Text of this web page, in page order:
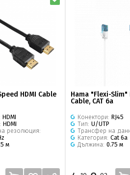
HDMI Cable
HDMI
HDMI
резолюция:
м
Hama "Flexi-
Cable, CAT 6a
Конектори: RJ45
Тип: U/UTP
Трансфер на
Категория: Cat 6a
Дължина: 0.75 м